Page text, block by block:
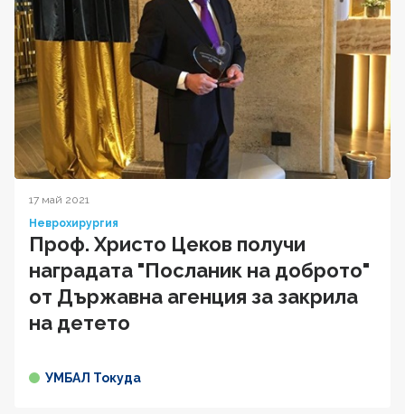
17 май 2021
Неврохирургия
Проф. Христо Цеков получи
наградата "Посланик на доброто"
от Държавна агенция за закрила
на детето
УМБАЛ Токуда